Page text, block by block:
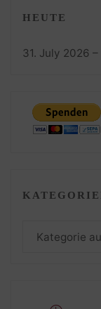
HEUTE
31. July 2026 –